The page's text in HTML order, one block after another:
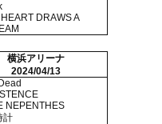
HEART DRAWS A
横浜アリーナ
2024/04/13
NEPENTHES
計